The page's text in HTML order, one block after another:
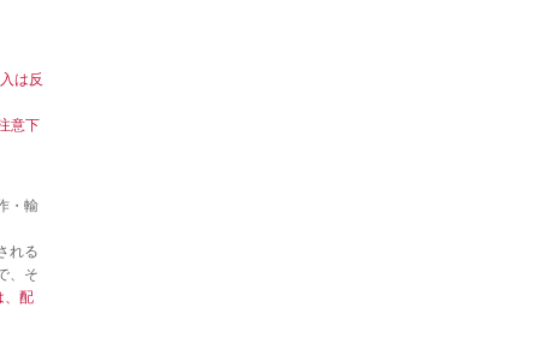
は反
意下
・輸
れる
、そ
、配